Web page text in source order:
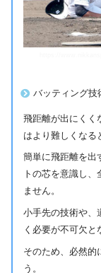
バッティング技
飛距離が出にくく
はより難しくなる
簡単に飛距離を出
トの芯を意識し
ません。
小手先の技術や、
く必要が不可欠と
そのため、必然的
う。